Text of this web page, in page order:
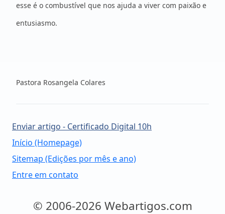
esse é o combustível que nos ajuda a viver com paixão e
entusiasmo.
Pastora Rosangela Colares
Enviar artigo - Certificado Digital 10h
Início (Homepage)
Sitemap (Edições por mês e ano)
Entre em contato
© 2006-2026 Webartigos.com